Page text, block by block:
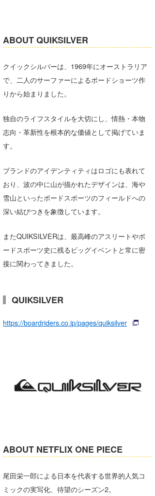
ABOUT QUIKSILVER
クイックシルバーは、1969年にオーストラリア
で、二人のサーファーによるボードショーツ作
りから始まりました。
独自のライフスタイルを大切にし、情熱・本物
志向・革新性を根本的な価値として掲げていま
す。
ブランドのアイデンティティはロゴにも表れて
おり、波の中に山が描かれたデザインは、海や
雪山といったボードスポーツのフィールドへの
深い結びつきを象徴しています。
またQUIKSILVERは、最高峰のアスリートやボ
ードスポーツ史に残るビッグイベントと常に密
接に関わってきました。
QUIKSILVER
https://boardriders.co.jp/pages/quiksilver
ABOUT NETFLIX ONE PIECE
尾田栄一郎による日本を代表する世界的人気コ
ミックの実写化、待望のシーズン2。